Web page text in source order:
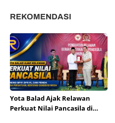
REKOMENDASI
Yota Balad Ajak Relawan
Perkuat Nilai Pancasila di